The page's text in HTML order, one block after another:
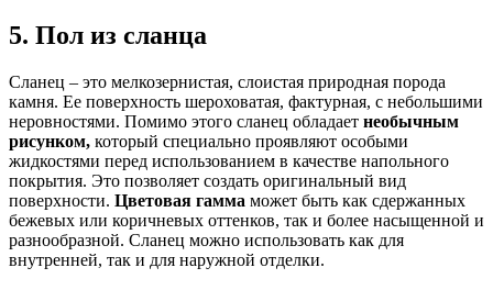
5. Пол из сланца
Сланец – это мелкозернистая, слоистая природная порода
камня. Ее поверхность шероховатая, фактурная, с небольшими
неровностями. Помимо этого сланец обладает необычным
рисунком, который специально проявляют особыми
жидкостями перед использованием в качестве напольного
покрытия. Это позволяет создать оригинальный вид
поверхности. Цветовая гамма может быть как сдержанных
бежевых или коричневых оттенков, так и более насыщенной и
разнообразной. Сланец можно использовать как для
внутренней, так и для наружной отделки.